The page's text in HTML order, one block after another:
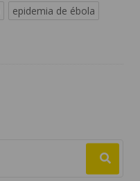
epidemia de ébola